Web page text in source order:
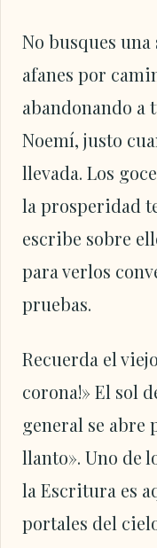
No busques
afanes por
abandonando a
Noemí, justo
llevada. Los
la prosperidad
escribe sobre
para verlos
pruebas.
Recuerda el
corona!» El sol
general se abre
llanto». Uno de
la Escritura es
portales del